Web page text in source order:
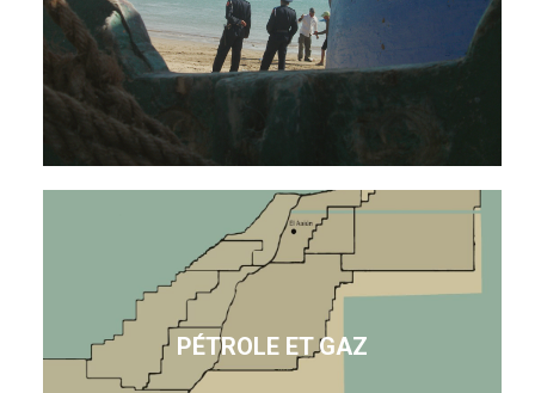
PÉTROLE ET GAZ